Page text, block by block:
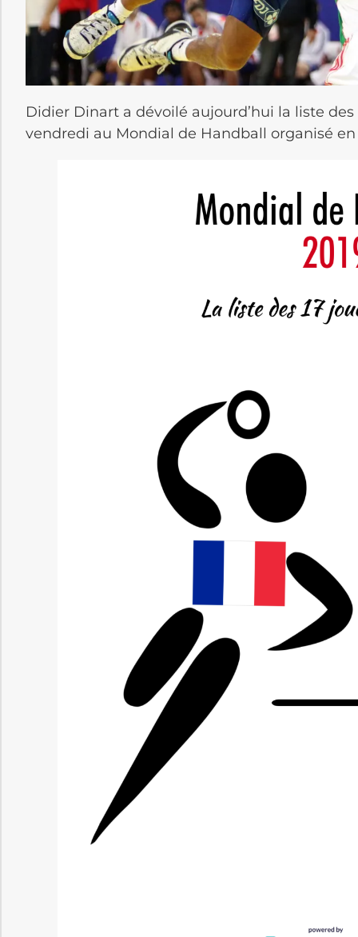
Didier Dinart a dévoilé aujourd’hui la liste
vendredi au Mondial de Handball organisé